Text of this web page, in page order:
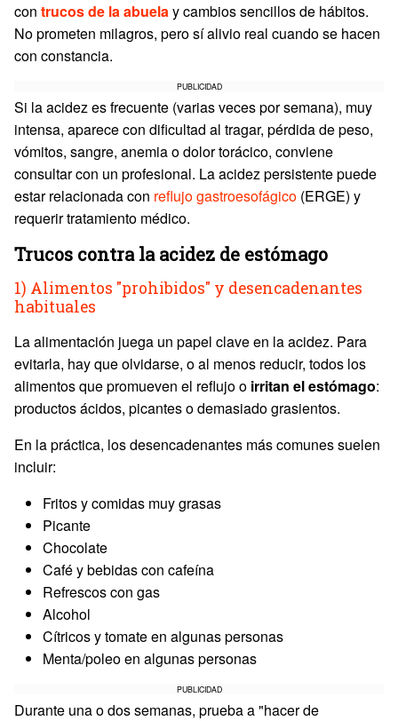
con trucos de la abuelay cambios sencillos de hábitos.
No prometen milagros, pero sí alivio real cuando se hacen
con constancia.
PUBLICIDAD
Si la acidez es frecuente (varias veces por semana), muy
intensa, aparece con dificultad al tragar, pérdida de peso,
vómitos, sangre, anemia o dolor torácico, conviene
consultar con un profesional. La acidez persistente puede
estar relacionada con reflujo gastroesofágico (ERGE) y
requerir tratamiento médico.
Trucos contra la acidez de estómago
1) Alimentos "prohibidos" y desencadenantes
habituales
La alimentación juega un papel clave en la acidez. Para
evitarla, hay que olvidarse, o al menos reducir, todos los
alimentos que promueven el reflujo o irritan el estómago:
productos ácidos, picantes o demasiado grasientos.
En la práctica, los desencadenantes más comunes suelen
incluir:
Fritos y comidas muy grasas
Picante
Chocolate
Café y bebidas con cafeína
Refrescos con gas
Alcohol
Cítricos y tomate en algunas personas
Menta/poleo en algunas personas
PUBLICIDAD
Durante una o dos semanas, prueba a "hacer de